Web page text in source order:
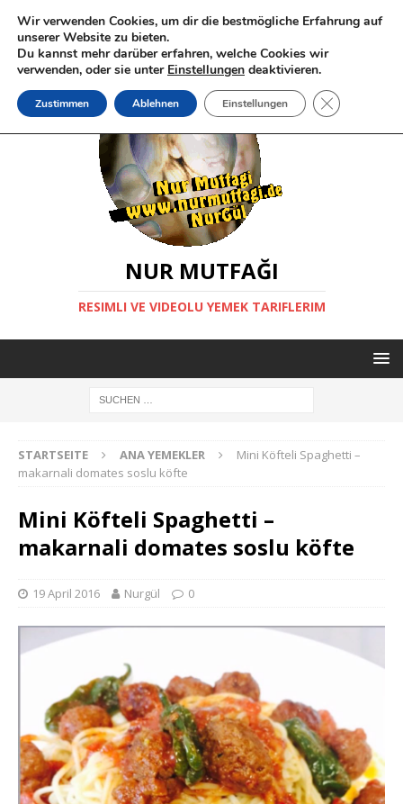
NUR MUTFAĞI
RESIMLI VE VIDEOLU YEMEK TARIFLERIM
STARTSEITE ANA YEMEKLER
Mini Köfteli Spaghetti –
makarnali domates soslu köfte
Mini Köfteli Spaghetti –
makarnali domates soslu köfte
19 April 2016 Nurgül 0
Wir verwenden Cookies, um dir die bestmögliche Erfahrung auf
unserer Website zu bieten.
Du kannst mehr darüber erfahren, welche Cookies wir
verwenden, oder sie unter Einstellungen deaktivieren.
Zustimmen Ablehnen Einstellungen GDPR